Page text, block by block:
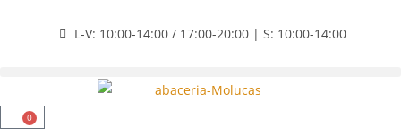
L-V: 10:00-14:00 / 17:00-20:00 | S: 10:00-14:00
0